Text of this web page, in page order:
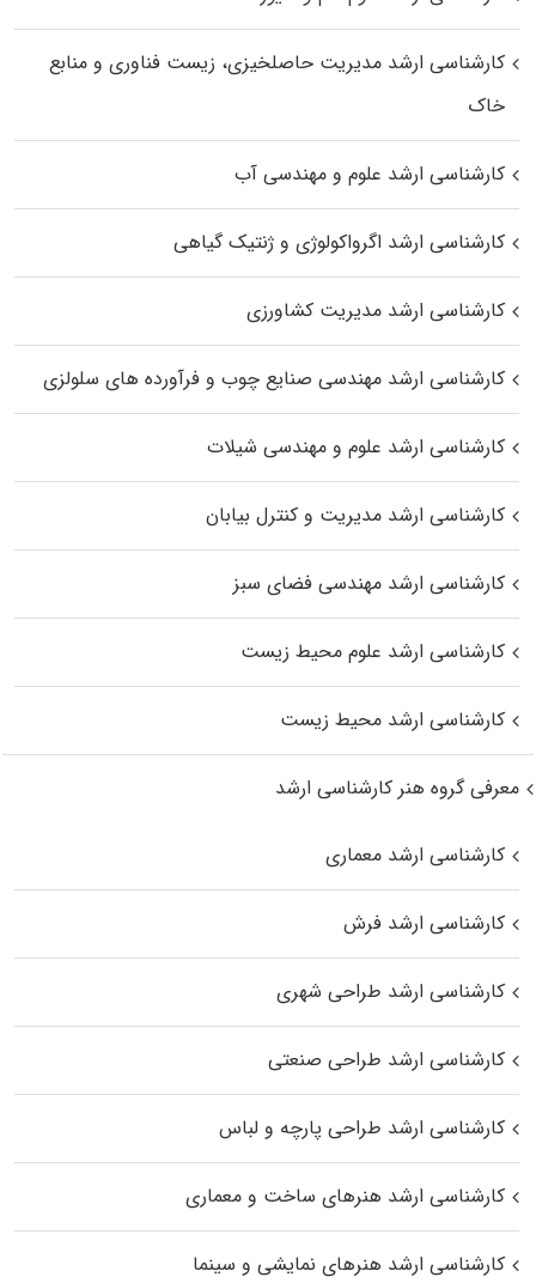
کارشناسی ارشد مدیریت حاصلخیزی، زیست فناوری و منابع
خاک
کارشناسی ارشد علوم و مهندسی آب
کارشناسی ارشد اگرواکولوژی و ژنتیک گیاهی
کارشناسی ارشد مدیریت کشاورزی
کارشناسی ارشد مهندسی صنایع چوب و فرآورده‌ های سلولزی
کارشناسی ارشد علوم و مهندسی شیلات
کارشناسی ارشد مدیریت و کنترل بیابان
کارشناسی ارشد مهندسی فضای سبز
کارشناسی ارشد علوم محیط‌ زیست
کارشناسی ارشد محیط زیست
معرفی گروه هنر کارشناسی ارشد
کارشناسی ارشد معماری
کارشناسی ارشد فرش
کارشناسی ارشد طراحی شهری
کارشناسی ارشد طراحی صنعتی
کارشناسی ارشد طراحی پارچه و لباس
کارشناسی ارشد هنرهای ساخت و معماری
کارشناسی ارشد هنرهای نمایشی و سینما